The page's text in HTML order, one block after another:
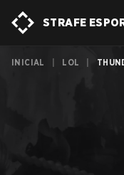
STRAFE
INICIAL LOL